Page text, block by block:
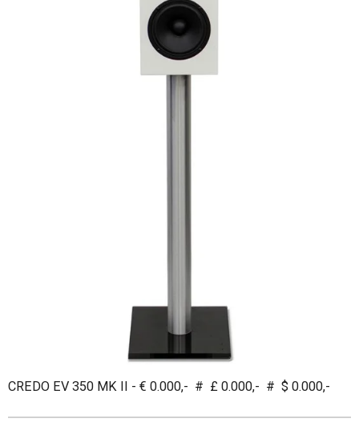
CREDO EV 350 MK II - € 0.000,- # £ 0.000,- # $ 0.000,-